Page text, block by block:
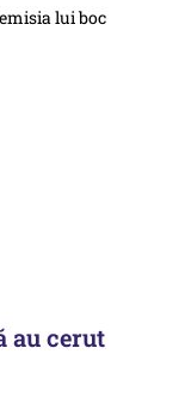
au cerut